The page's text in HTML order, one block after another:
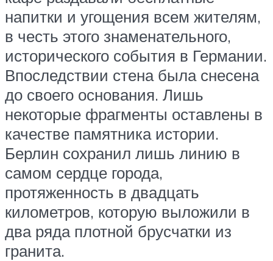
напитки и угощения всем жителям,
в честь этого знаменательного,
исторического события в Германии.
Впоследствии стена была снесена
до своего основания. Лишь
некоторые фрагменты оставлены в
качестве памятника истории.
Берлин сохранил лишь линию в
самом сердце города,
протяженность в двадцать
километров, которую выложили в
два ряда плотной брусчатки из
гранита.